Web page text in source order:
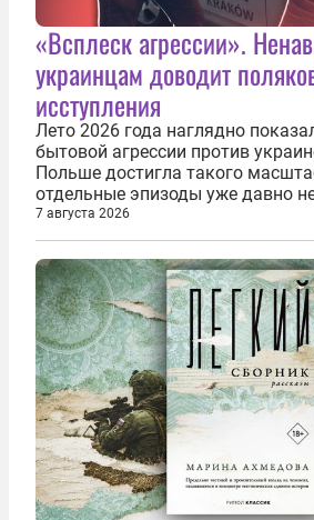
«Всплеск агрессии».
украинцам доводит
исступления
Лето 2026 года наглядно
бытовой агрессии против
Польше достигла такого
отдельные эпизоды уже давно
случайными. Поляки, судя по
буквально теряют рассудок от
украинским беженцам, и
по-своему...
7 августа 2026